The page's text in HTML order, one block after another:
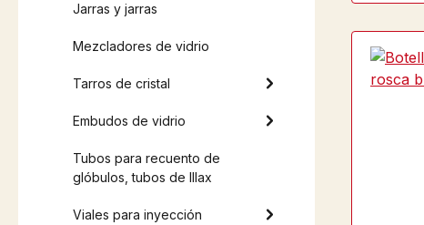
Jarras y jarras
Mezcladores de vidrio
Tarros de cristal
Embudos de vidrio
Tubos para recuento de
glóbulos, tubos de Illax
Viales para inyección